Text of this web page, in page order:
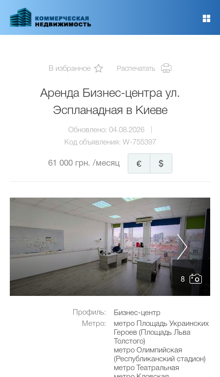
основному
В избранное Распечатать
Аренда Бизнес-центра ул.
Эспланадная в Киеве
Обновлено: 04.08.2026
Код объявления: W-755397
61 000 грн. /месяц $
€
8
Профиль:
Бизнес-центр
Метро:
метро Площадь Украинских
Героев (Площадь Льва
Толстого)
метро Олимпийская
(Республиканский стадион)
метро Театральная